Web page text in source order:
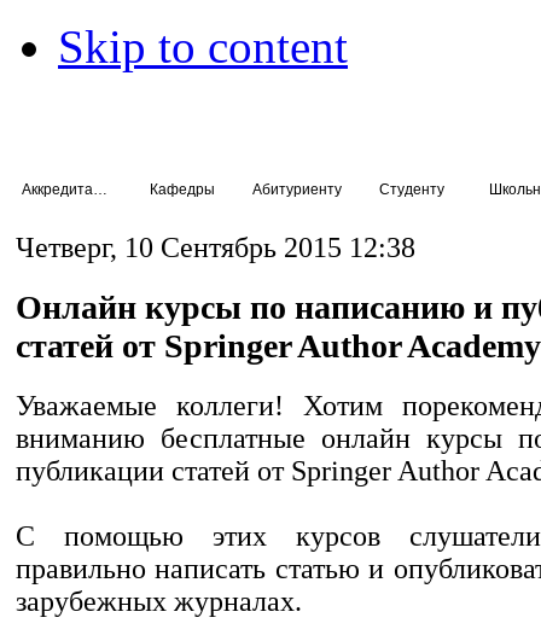
Skip to content
Кафедры Абитуриенту Студенту
Четверг, 10 Сентябрь 2015 12:38
Онлайн курсы по написанию и
статей от Springer Author Academy
Уважаемые коллеги! Хотим
вниманию бесплатные онлайн курсы
публикации статей от Springer Author
С помощью этих курсов
правильно написать статью и
зарубежных журналах.